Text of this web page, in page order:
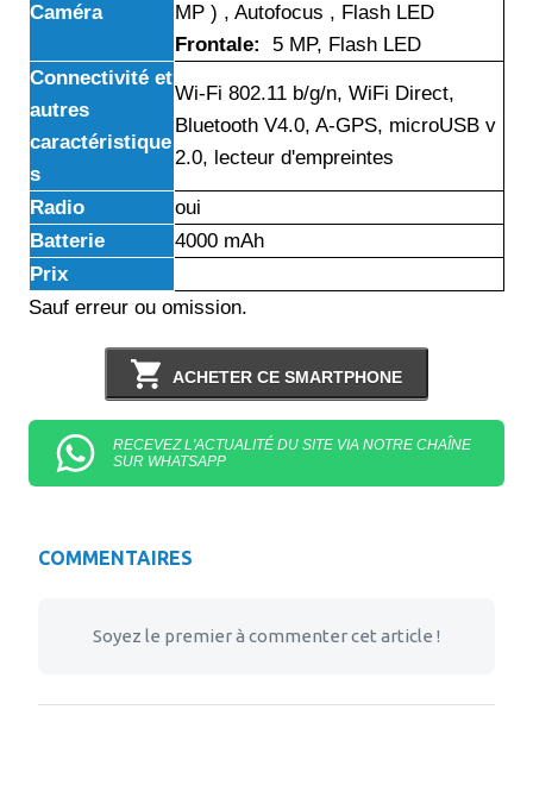
Caméra
MP ) , Autofocus , Flash LED
Frontale:
5 MP, Flash LED
Connectivité et
autres
caractéristique
s
Wi-Fi 802.11 b/g/n, WiFi Direct,
Bluetooth V4.0, A-GPS, microUSB v
2.0, lecteur d'empreintes
Radio
oui
Batterie
4000 mAh
Prix
Sauf erreur ou omission.
ACHETER CE SMARTPHONE
RECEVEZ L'ACTUALITÉ DU SITE VIA NOTRE CHAÎNE
SUR WHATSAPP
COMMENTAIRES
Soyez le premier à commenter cet article !